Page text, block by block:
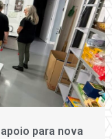
para nova